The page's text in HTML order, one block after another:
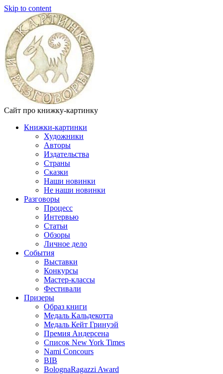
Skip to content
Сайт про книжку-картинку
Книжки-картинки
Художники
Авторы
Издательства
Страны
Сказки
Наши новинки
Не наши новинки
Разговоры
Процесс
Интервью
Статьи
Обзоры
Личное дело
События
Выставки
Конкурсы
Мастер-классы
Фестивали
Призеры
Образ книги
Медаль Кальдекотта
Медаль Кейт Гринуэй
Премия Андерсена
Список New York Times
Nami Concours
BIB
BolognaRagazzi Award